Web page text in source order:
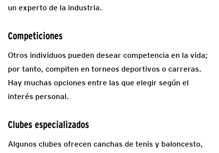
un experto de la industria.
Competiciones
Otros individuos pueden desear competencia en la vida;
por tanto, compiten en torneos deportivos o carreras.
Hay muchas opciones entre las que elegir según el
interés personal.
Clubes especializados
Algunos clubes ofrecen canchas de tenis y baloncesto,